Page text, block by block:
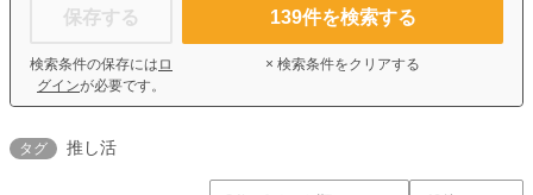
保存する
検索条件の保存には ロ
グインが必要です。
139件を検索する
× 検索条件をクリアする
タグ 推し活